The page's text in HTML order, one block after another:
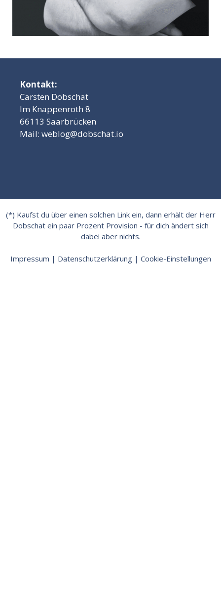
Kontakt:
Carsten Dobschat
Im Knappenroth 8
66113 Saarbrücken
Mail: weblog@dobschat.io
(*) Kaufst du über einen solchen Link ein, dann erhält der Herr
Dobschat ein paar Prozent Provision - für dich ändert sich
dabei aber nichts.
Impressum | Datenschutzerklärung| Cookie-Einstellungen